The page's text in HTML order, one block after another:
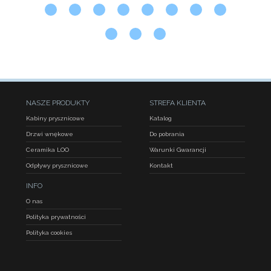
NASZE PRODUKTY
Kabiny prysznicowe
Drzwi wnękowe
Ceramika LOO
Odpływy prysznicowe
STREFA KLIENTA
Katalog
Do pobrania
Warunki Gwarancji
Kontakt
INFO
O nas
Polityka prywatności
Polityka cookies